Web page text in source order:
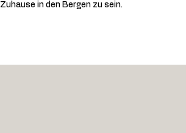
in den Bergen zu sein.